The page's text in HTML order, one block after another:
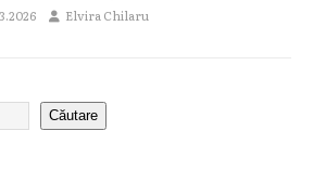
Elvira Chilaru
Căutare